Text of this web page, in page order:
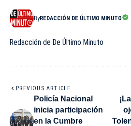
ByREDACCIÓN DE ÚLTIMO MINUTO
Redacción de De Último Minuto
PREVIOUS ARTICLE
Policía Nacional
inicia participación
en la Cumbre